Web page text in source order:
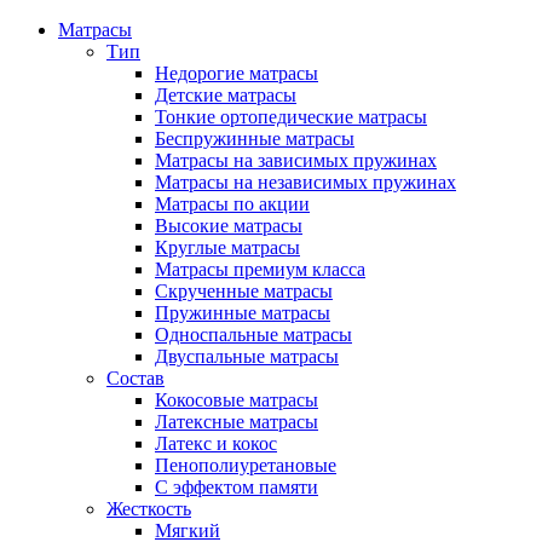
Матрасы
Тип
Недорогие матрасы
Детские матрасы
Тонкие ортопедические матрасы
Беспружинные матрасы
Матрасы на зависимых пружинах
Матрасы на независимых пружинах
Матрасы по акции
Высокие матрасы
Круглые матрасы
Матрасы премиум класса
Скрученные матрасы
Пружинные матрасы
Односпальные матрасы
Двуспальные матрасы
Состав
Кокосовые матрасы
Латексные матрасы
Латекс и кокос
Пенополиуретановые
С эффектом памяти
Жесткость
Мягкий